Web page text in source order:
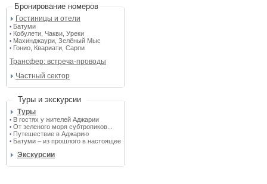
Бронирование номеров
Гостиницы и отели
• Батуми
• Кобулети, Чакви, Уреки
• Махинджаури, Зелёный Мыс
• Гонио, Квариати, Сарпи
Трансфер: встреча-проводы
Частный сектор
Туры и экскурсии
Туры
• В гостях у жителей Аджарии
• От зеленого моря субтропиков...
• Путешествие в Аджарию
• Батуми – из прошлого в настоящее
Экскурсии